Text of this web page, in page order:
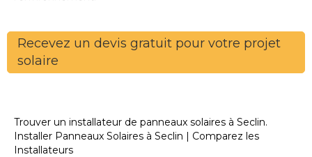
Recevez un devis gratuit pour votre projet
solaire
Trouver un installateur de panneaux solaires à Seclin.
Installer Panneaux Solaires à Seclin | Comparez les
Installateurs